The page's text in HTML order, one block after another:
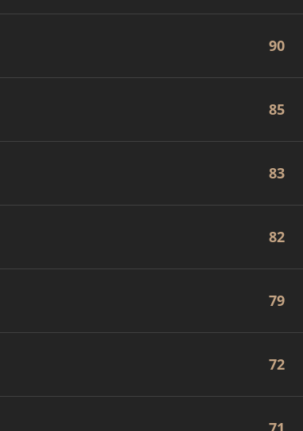
90
85
83
82
79
72